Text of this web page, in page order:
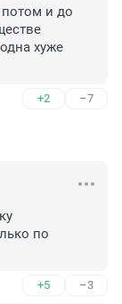
потом и до
хуже
+2 –7
по
+5 –3